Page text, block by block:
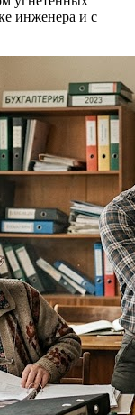
инженера и с